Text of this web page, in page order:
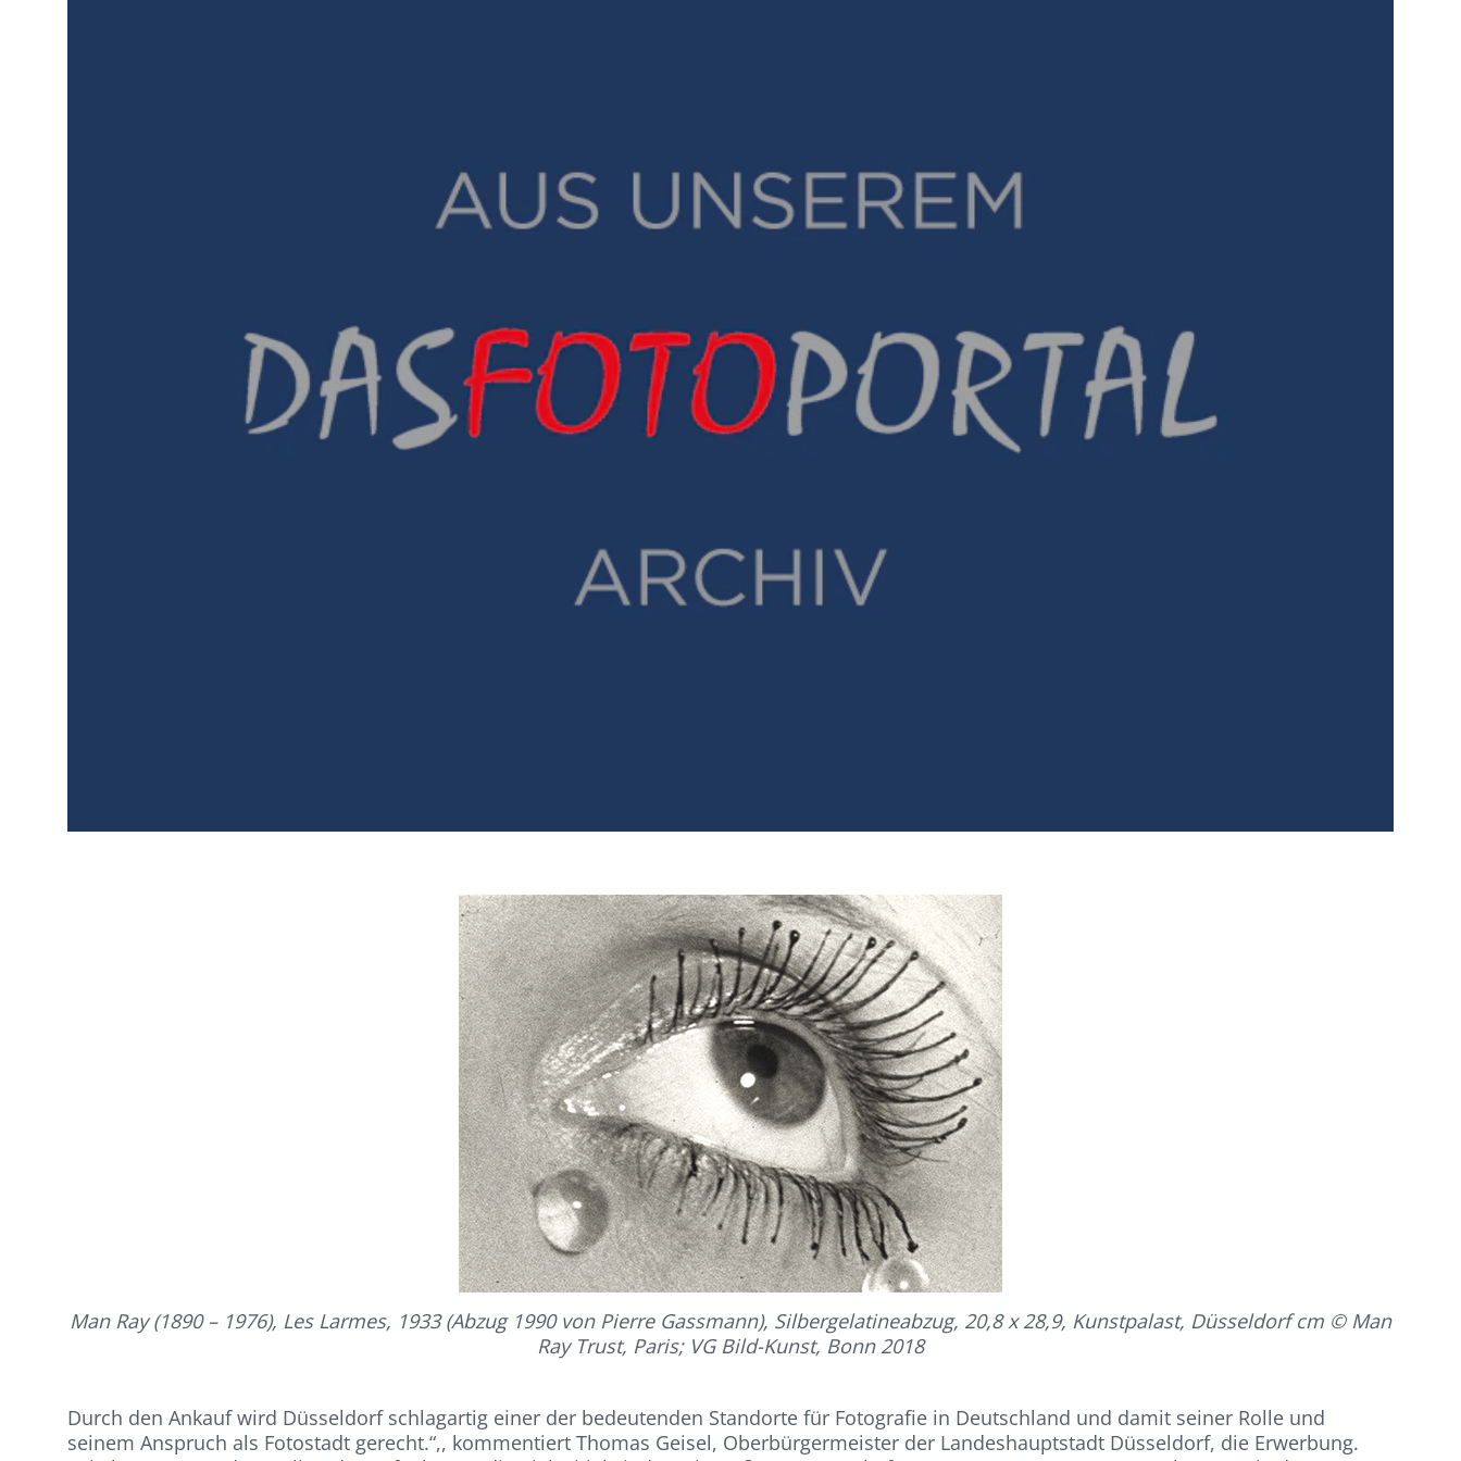
Man Ray (1890 – 1976), Les Larmes, 1933 (Abzug 1990 von Pierre Gassmann), Silbergelatineabzug, 20,8 x 28,9, Kunstpalast, Düsseldorf cm © Man
Ray Trust, Paris; VG Bild-Kunst, Bonn 2018
Durch den Ankauf wird Düsseldorf schlagartig einer der bedeutenden Standorte für Fotografie in Deutschland und damit seiner Rolle und
seinem Anspruch als Fotostadt gerecht.“,, kommentiert Thomas Geisel, Oberbürgermeister der Landeshauptstadt Düsseldorf, die Erwerbung.